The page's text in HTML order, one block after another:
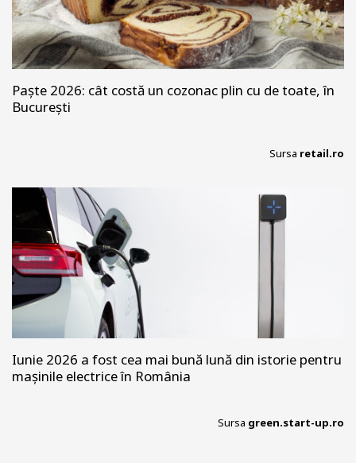
Paște 2026: cât costă un cozonac plin cu de toate, în
București
Sursa retail.ro
Iunie 2026 a fost cea mai bună lună din istorie pentru
mașinile electrice în România
Sursa green.start-up.ro